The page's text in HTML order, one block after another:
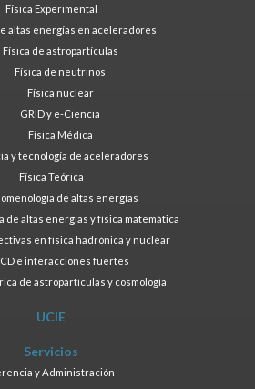
Física Experimental
altas energías en aceleradores
Física de astropartículas
Física de neutrinos
Física nuclear
GRID y e-Ciencia
Física Médica
y tecnología de aceleradores
Física Teórica
de altas energías
de altas energías y física matemática
en física hadrónica y nuclear
e interacciones fuertes
de astropartículas y cosmología
UCIE
Servicios
y Administración